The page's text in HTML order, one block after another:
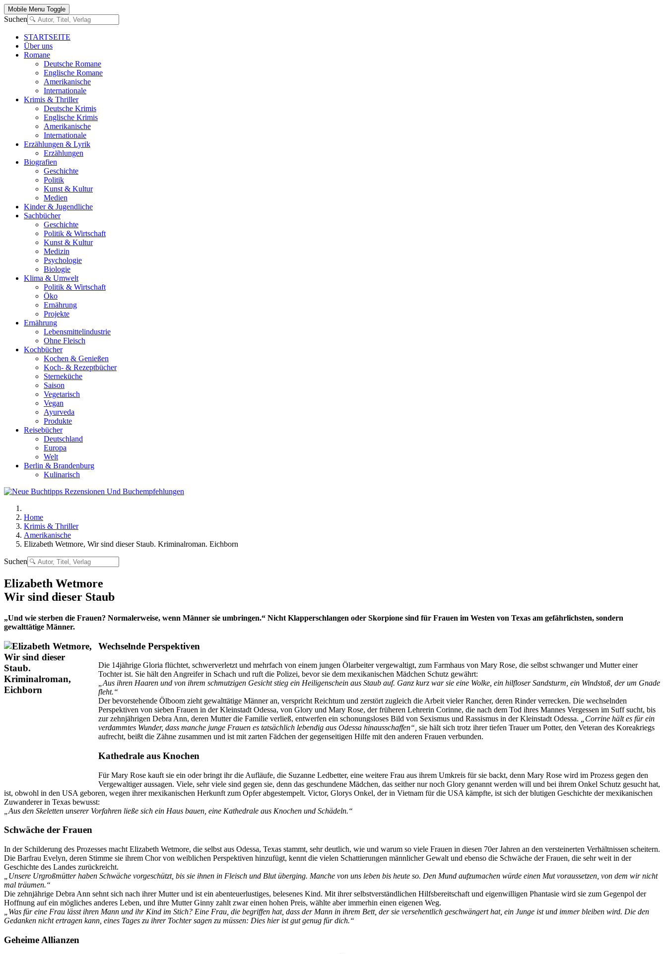
Mobile Menu Toggle
Suchen
STARTSEITE
Über uns
Romane
Deutsche Romane
Englische Romane
Amerikanische
Internationale
Krimis & Thriller
Deutsche Krimis
Englische Krimis
Amerikanische
Internationale
Erzählungen & Lyrik
Erzählungen
Biografien
Geschichte
Politik
Kunst & Kultur
Medien
Kinder & Jugendliche
Sachbücher
Geschichte
Politik & Wirtschaft
Kunst & Kultur
Medizin
Psychologie
Biologie
Klima & Umwelt
Politik & Wirtschaft
Öko
Ernährung
Projekte
Ernährung
Lebensmittelindustrie
Ohne Fleisch
Kochbücher
Kochen & Genießen
Koch- & Rezeptbücher
Sterneküche
Saison
Vegetarisch
Vegan
Ayurveda
Produkte
Reisebücher
Deutschland
Europa
Welt
Berlin & Brandenburg
Kulinarisch
Home
Krimis & Thriller
Amerikanische
Elizabeth Wetmore, Wir sind dieser Staub. Kriminalroman. Eichborn
Suchen
Elizabeth Wetmore
Wir sind dieser Staub
„Und wie sterben die Frauen? Normalerweise, wenn Männer sie umbringen.“ Nicht Klapperschlangen oder Skorpione sind für Frauen im Westen von Texas am gefährlichsten, sondern
gewalttätige Männer.
Wechselnde Perspektiven
Die 14jährige Gloria flüchtet, schwerverletzt und mehrfach von einem jungen Ölarbeiter vergewaltigt, zum Farmhaus von Mary Rose, die selbst schwanger und Mutter einer
Tochter ist. Sie hält den Angreifer in Schach und ruft die Polizei, bevor sie dem mexikanischen Mädchen Schutz gewährt:
„Aus ihren Haaren und von ihrem schmutzigen Gesicht stieg ein Heiligenschein aus Staub auf. Ganz kurz war sie eine Wolke, ein hilfloser Sandsturm, ein Windstoß, der um Gnade
fleht.“
Der bevorstehende Ölboom zieht gewalttätige Männer an, verspricht Reichtum und zerstört zugleich die Arbeit vieler Rancher, deren Rinder verrecken. Die wechselnden
Perspektiven von sieben Frauen in der Kleinstadt Odessa, von Glory und Mary Rose, der früheren Lehrerin Corinne, die nach dem Tod ihres Mannes Vergessen im Suff sucht, bis
zur zehnjährigen Debra Ann, deren Mutter die Familie verließ, entwerfen ein schonungsloses Bild von Sexismus und Rassismus in der Kleinstadt Odessa.
„Corrine hält es für ein
verdammtes Wunder, dass manche junge Frauen es tatsächlich lebendig aus Odessa hinausschaffen“, sie hält sich trotz ihrer tiefen Trauer um Potter, den Veteran des Koreakriegs
aufrecht, beißt die Zähne zusammen und ist mit zarten Fädchen der gegenseitigen Hilfe mit den anderen Frauen verbunden.
Kathedrale aus Knochen
Für Mary Rose kauft sie ein oder bringt ihr die Aufläufe, die Suzanne Ledbetter, eine weitere Frau aus ihrem Umkreis für sie backt, denn Mary Rose wird im Prozess gegen den
Vergewaltiger aussagen. Viele, sehr viele sind gegen sie, denn das geschundene Mädchen, das seither nur noch Glory genannt werden will und bei ihrem Onkel Schutz gesucht hat,
ist, obwohl in den USA geboren, wegen ihrer mexikanischen Herkunft zum Opfer abgestempelt. Victor, Glorys Onkel, der in Vietnam für die USA kämpfte, ist sich der blutigen Geschichte der mexikanischen
Zuwanderer in Texas bewusst:
„Aus den Skeletten unserer Vorfahren ließe sich ein Haus bauen, eine Kathedrale aus Knochen und Schädeln.“
Schwäche der Frauen
In der Schilderung des Prozesses macht Elizabeth Wetmore, die selbst aus Odessa, Texas stammt, sehr deutlich, wie und warum so viele Frauen in diesen 70er Jahren an den versteinerten Verhältnissen scheitern.
Die Barfrau Evelyn, deren Stimme sie ihrem Chor von weiblichen Perspektiven hinzufügt, kennt die vielen Schattierungen männlicher Gewalt und ebenso die Schwäche der Frauen, die sehr weit in der
Geschichte des Landes zurückreicht.
„Unsere Urgroßmütter haben Schwäche vorgeschützt, bis sie ihnen in Fleisch und Blut überging. Manche von uns leben bis heute so. Den Mund aufzumachen würde einen Mut voraussetzen, von dem wir nicht
mal träumen.“
Die zehnjährige Debra Ann sehnt sich nach ihrer Mutter und ist ein abenteuerlustiges, belesenes Kind. Mit ihrer selbstverständlichen Hilfsbereitschaft und eigenwilligen Phantasie wird sie zum Gegenpol der
Hoffnung auf ein mögliches anderes Leben, und ihre Mutter Ginny zahlt zwar einen hohen Preis, wählte aber immerhin einen eigenen Weg.
„Was für eine Frau lässt ihren Mann und ihr Kind im Stich? Eine Frau, die begriffen hat, dass der Mann in ihrem Bett, der sie versehentlich geschwängert hat, ein Junge ist und immer bleiben wird. Die den
Gedanken nicht ertragen kann, eines Tages zu ihrer Tochter sagen zu müssen: Dies hier ist gut genug für dich.“
Geheime Allianzen